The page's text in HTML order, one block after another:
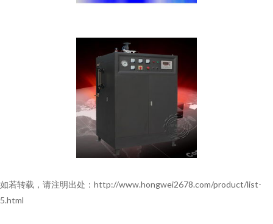
如若转载，请注明出处：http://www.hongwei2678.com/product/list-
5.html